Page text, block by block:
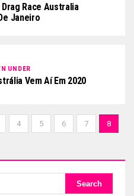
Race Australia
Janeiro
UNDER
Vem Aí Em 2020
4 5 6 7 8